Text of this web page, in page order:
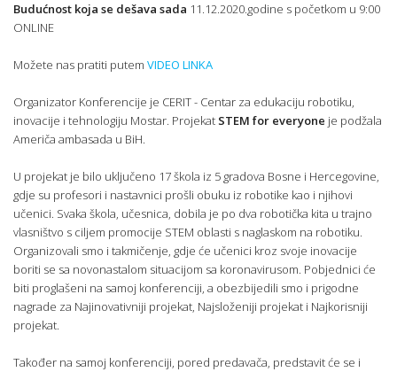
Budućnost koja se dešava sada 11.12.2020.godine s početkom u 9:00
ONLINE
Možete nas pratiti putem VIDEO LINKA
Organizator Konferencije je CERIT - Centar za edukaciju robotiku,
inovacije i tehnologiju Mostar. Projekat STEM for everyone je podžala
Američa ambasada u BiH.
U projekat je bilo uključeno 17 škola iz 5 gradova Bosne i Hercegovine,
gdje su profesori i nastavnici prošli obuku iz robotike kao i njihovi
učenici. Svaka škola, učesnica, dobila je po dva robotička kita u trajno
vlasništvo s ciljem promocije STEM oblasti s naglaskom na robotiku.
Organizovali smo i takmičenje, gdje će učenici kroz svoje inovacije
boriti se sa novonastalom situacijom sa koronavirusom. Pobjednici će
biti proglašeni na samoj konferenciji, a obezbijedili smo i prigodne
nagrade za Najinovativniji projekat, Najsloženiji projekat i Najkorisniji
projekat.
Također na samoj konferenciji, pored predavača, predstavit će se i